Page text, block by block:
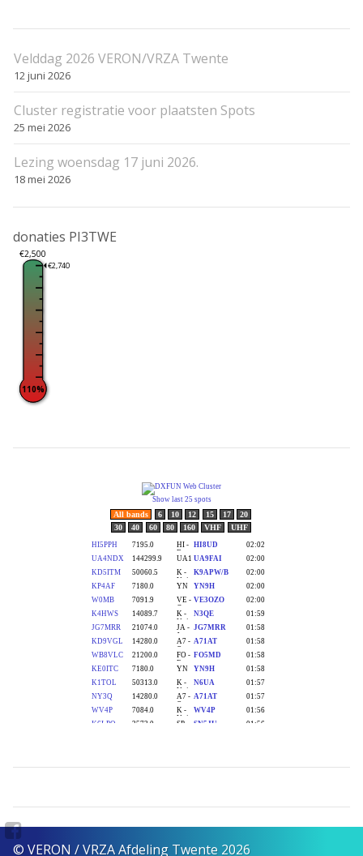
Velddag 2026 VERON/VRZA Twente
12 juni 2026
Cluster registratie voor plaatsten Spots
25 mei 2026
Lezing woensdag 17 juni 2026.
18 mei 2026
donaties PI3TWE
€2,500
€2,740
110%
© VERON / VRZA Afdeling Twente 2026